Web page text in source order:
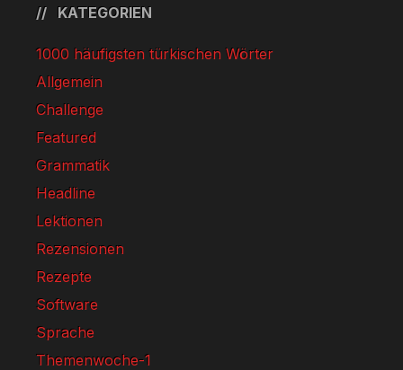
KATEGORIEN
1000 häufigsten türkischen Wörter
Allgemein
Challenge
Featured
Grammatik
Headline
Lektionen
Rezensionen
Rezepte
Software
Sprache
Themenwoche-1